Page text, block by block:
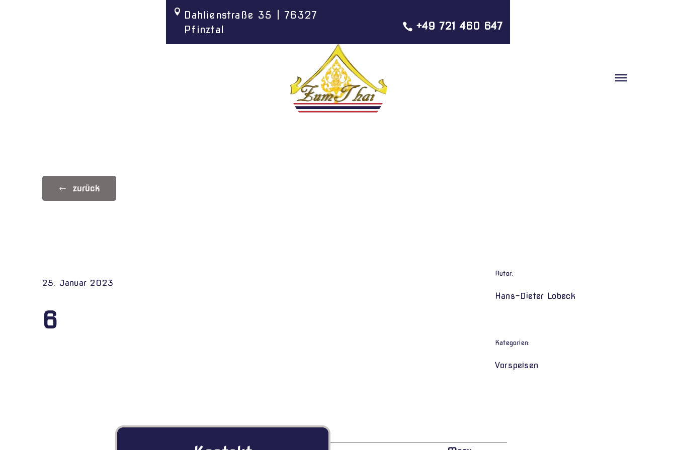
zurück
25. Januar 2023
6
Autor:
Hans-Dieter Lobeck
Kategorien:
Vorspeisen
Dahlienstraße 35 | 76327
Pfinztal
+49 721 460 647